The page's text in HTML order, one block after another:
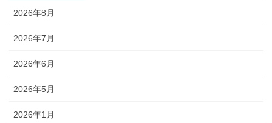
2026年8月
2026年7月
2026年6月
2026年5月
2026年1月